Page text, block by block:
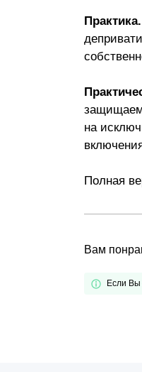
Практика.
на
Полная
Вам
Если Вы